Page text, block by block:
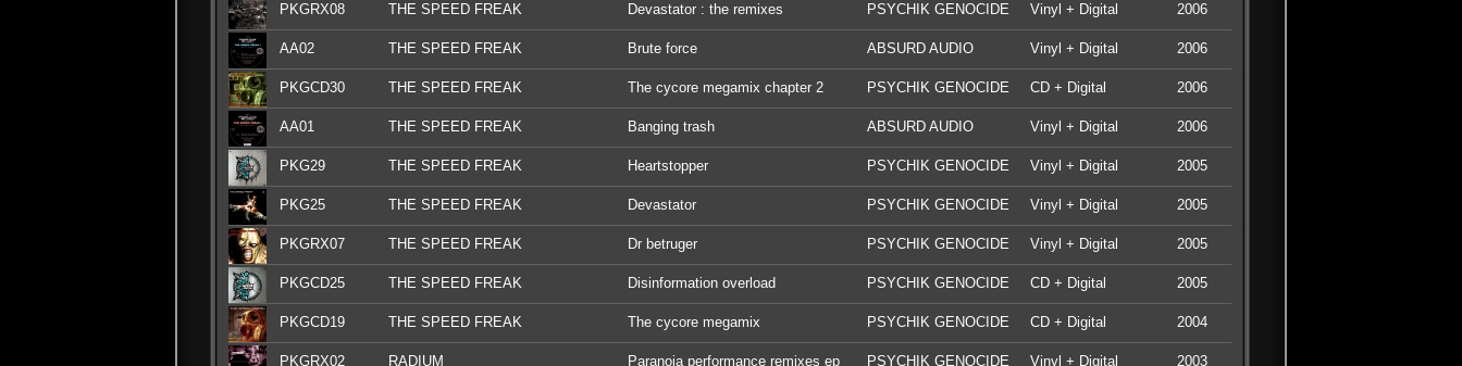
PKGRX08 THE SPEED FREAK Devastator : the remixes PSYCHIK GENOCIDE Vinyl + Digital 2006
AA02 THE SPEED FREAK Brute force ABSURD AUDIO Vinyl + Digital 2006
PKGCD30 THE SPEED FREAK The cycore megamix chapter 2 PSYCHIK GENOCIDE CD + Digital 2006
AA01 THE SPEED FREAK Banging trash ABSURD AUDIO Vinyl + Digital 2006
PKG29 THE SPEED FREAK Heartstopper PSYCHIK GENOCIDE Vinyl + Digital 2005
PKG25 THE SPEED FREAK Devastator PSYCHIK GENOCIDE Vinyl + Digital 2005
PKGRX07 THE SPEED FREAK Dr betruger PSYCHIK GENOCIDE Vinyl + Digital 2005
PKGCD25 THE SPEED FREAK Disinformation overload PSYCHIK GENOCIDE CD + Digital 2005
PKGCD19 THE SPEED FREAK The cycore megamix PSYCHIK GENOCIDE CD + Digital 2004
PKGRX02 RADIUM Paranoia performance remixes ep PSYCHIK GENOCIDE Vinyl + Digital 2003